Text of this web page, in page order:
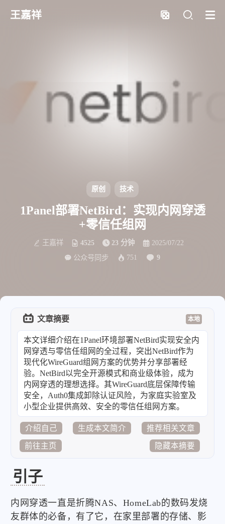
王嘉祥
原创 技术
1Panel部署NetBird：实现内网穿透
+零信任组网
王嘉祥 4525 23 分钟
2025/07/22
公众号同步
751 9
文章摘要 本地
本文详细介绍在1Panel环境部署NetBird实现安全内
网穿透与零信任组网的全过程，突出NetBird作为
现代化WireGuard组网方案的优势并分享部署经
验。NetBird以完全开源模式和商业级体验，成为
内网穿透的理想选择。其WireGuard底层保障传输
安全，Auth0集成卸除认证风险，为家庭实验室及
小型企业提供高效、安全的零信任组网方案。
介绍自己 生成本文简介 推荐相关文章
前往主页 隐藏本摘要
引子
内网穿透一直是折腾NAS、HomeLab的数码发烧
友群体的必备，有了它，在家里部署的存储、影